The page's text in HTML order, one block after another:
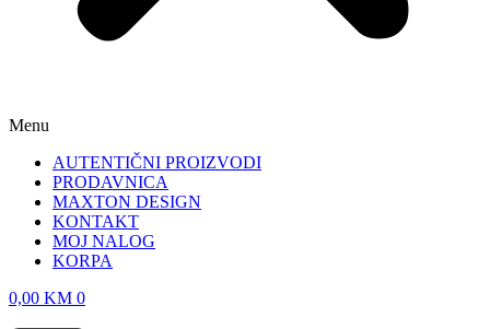
Menu
AUTENTIČNI PROIZVODI
PRODAVNICA
MAXTON DESIGN
KONTAKT
MOJ NALOG
KORPA
0,00 KM 0